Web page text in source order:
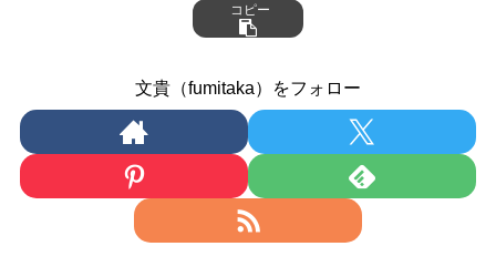
コピー
文貴（fumitaka）をフォロー